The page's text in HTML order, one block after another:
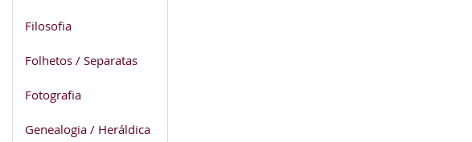
Filosofia
Folhetos / Separatas
Fotografia
Genealogia / Heráldica